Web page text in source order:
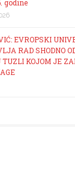
godine
EVROPSKI
RAD SHODNO
TUZLI KOJOM JE